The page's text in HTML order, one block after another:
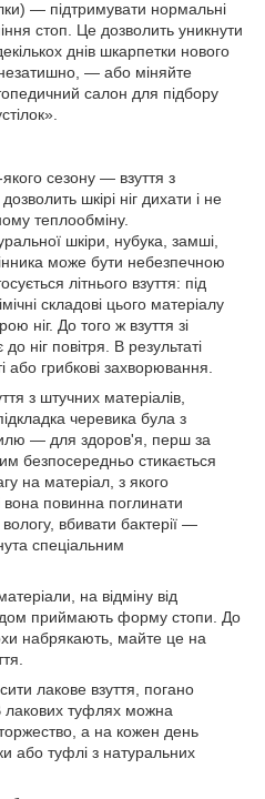
— підтримувати нормальні
стоп. Це дозволить уникнути
днів шкарпетки нового
— або міняйте
салон для підбору
сезону — взуття з
шкірі ніг дихати і не
теплообміну.
шкіри, нубука, замші,
може бути небезпечною
літнього взуття: під
складові цього матеріалу
ніг. До того ж взуття зі
ніг повітря. В результаті
або грибкові захворювання.
з штучних матеріалів,
черевика була з
— для здоров'я, перш за
безпосередньо стикається
на матеріал, з якого
вона повинна поглинати
вбивати бактерії —
спеціальним
на відміну від
приймають форму стопи. До
набрякають, майте це на
лакове взуття, погано
лакових туфлях можна
а на кожен день
або туфлі з натуральних